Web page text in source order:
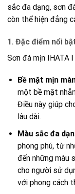
sắc đa dạng, sơn
còn thể hiện đẳng
1. Đặc điểm nổi
Sơn đá mịn IHATA
Bề mặt mịn
một bề mặt
Điều này giúp
lâu dài.
Màu sắc đa
phong phú, từ
đến những màu
cho người sử
với phong cách